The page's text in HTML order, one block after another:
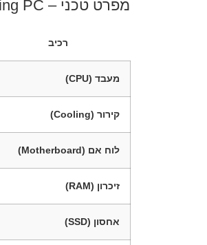
מפרט טכני – TNAGEAMD60 Gaming PC
רכיב
מעבד (CPU)
קירור (Cooling)
לוח אם (Motherboard)
זיכרון (RAM)
אחסון (SSD)